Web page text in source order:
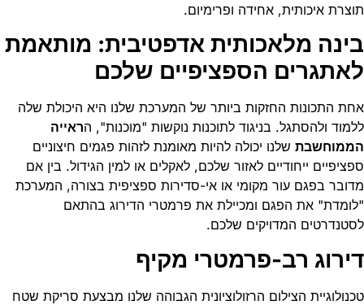
תוצרת איכותית, אחידה ופרימיום.
בינה מלאכותית אדפטיבית: מותאמת
לאתגרים הספציפיים שלכם
אחת התכונות החזקות ביותר של המערכת שלנו היא היכולת שלה
ללמוד ולהסתגל. בניגוד לתוכנות נוקשות "מוכנות", הראייה
הממוחשבת שלנו יכולה להיות מאומנת לזהות פגמים חיצוניים
ספציפיים ייחודיים לאזור שלכם, לאקלים או למין הגידול. בין אם
מדובר בפגם עור מקומי או אי-סדירות ספציפית בצורה, המערכת
"לומדת" את הפגם ומכיילת את פרמטרי הדירוג בהתאם
לסטנדרטים המדויקים שלכם.
דירוג רב-פרמטרי מקיף
טכנולוגיית הצילום הרזולוציונית הגבוהה שלנו מבצעת סריקת שטח